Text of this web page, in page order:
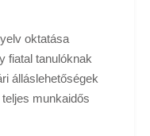
oktatása
fiatal tanulóknak
álláslehetőségek
munkaidős